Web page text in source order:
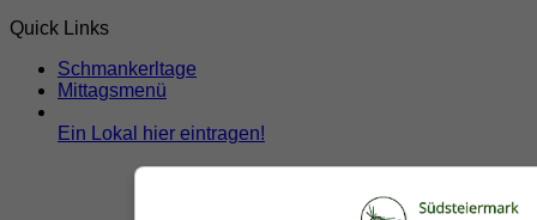
Quick Links
Schmankerltage
Mittagsmenü
Ein Lokal hier eintragen!